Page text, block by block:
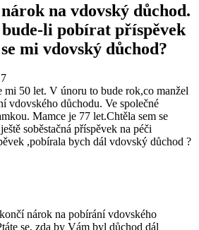
na vdovský důchod.
li pobírat příspěvek
mi vdovský důchod?
mi 50 let. V únoru to bude rok,co manžel
vdovského důchodu. Ve společné
Mamce je 77 let.Chtěla sem se
soběstačná příspěvek na péči
,pobírala bych dál vdovský důchod ?
nárok na pobírání vdovského
se, zda by Vám byl důchod dál